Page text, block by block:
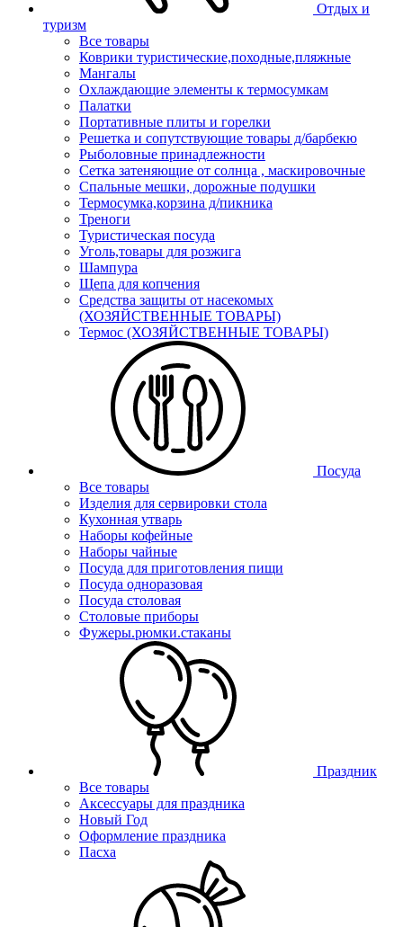
Отдых и
туризм
Все товары
Коврики туристические,походные,пляжные
Мангалы
Охлаждающие элементы к термосумкам
Палатки
Портативные плиты и горелки
Решетка и сопутствующие товары д/барбекю
Рыболовные принадлежности
Сетка затеняющие от солнца , маскировочные
Спальные мешки, дорожные подушки
Термосумка,корзина д/пикника
Треноги
Туристическая посуда
Уголь,товары для розжига
Шампура
Щепа для копчения
Средства защиты от насекомых
(ХОЗЯЙСТВЕННЫЕ ТОВАРЫ)
Термос (ХОЗЯЙСТВЕННЫЕ ТОВАРЫ)
Посуда
Все товары
Изделия для сервировки стола
Кухонная утварь
Наборы кофейные
Наборы чайные
Посуда для приготовления пищи
Посуда одноразовая
Посуда столовая
Столовые приборы
Фужеры.рюмки.стаканы
Праздник
Все товары
Аксессуары для праздника
Новый Год
Оформление праздника
Пасха